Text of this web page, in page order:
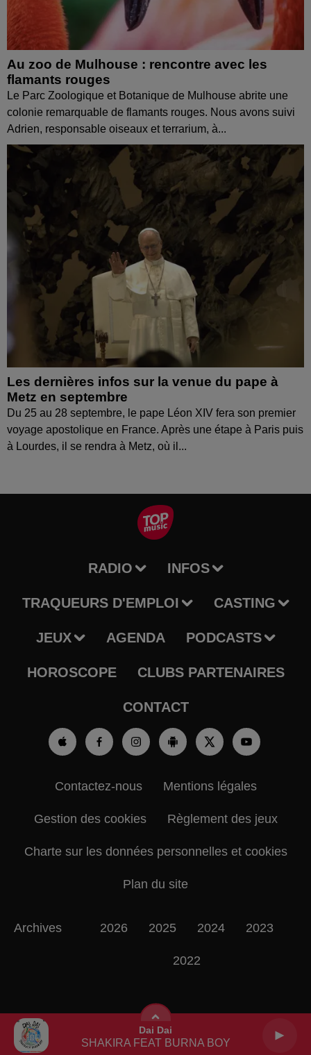
Dai Dai
SHAKIRA FEAT BURNA BOY
Au zoo de Mulhouse : rencontre avec les
flamants rouges
Le Parc Zoologique et Botanique de Mulhouse abrite une
colonie remarquable de flamants rouges. Nous avons suivi
Adrien, responsable oiseaux et terrarium, à...
Les dernières infos sur la venue du pape à
Metz en septembre
Du 25 au 28 septembre, le pape Léon XIV fera son premier
voyage apostolique en France. Après une étape à Paris puis
à Lourdes, il se rendra à Metz, où il...
RADIO INFOS
TRAQUEURS D'EMPLOI CASTING
JEUX AGENDA PODCASTS
HOROSCOPE CLUBS PARTENAIRES
CONTACT
Contactez-nous Mentions légales
Gestion des cookies Règlement des jeux
Charte sur les données personnelles et cookies
Plan du site
Archives 2026 2025 2024 2023
2022